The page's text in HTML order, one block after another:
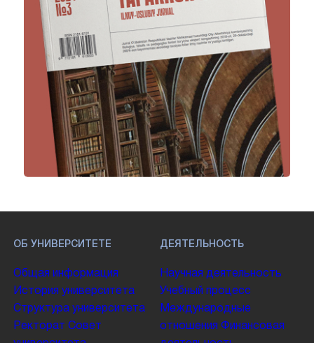
ОБ УНИВЕРСИТЕТЕ
Общая информация
История университета
Структура университета
Ректорат Совет
ДЕЯТЕЛЬНОСТЬ
Научная деятельность
Учебный процесс
Международные
отношения Финансовая